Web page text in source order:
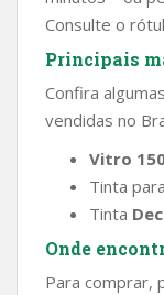
Consulte o
Principais
Confira
vendidas no
Vitro
Tinta
Tinta
Onde
Para comprar,